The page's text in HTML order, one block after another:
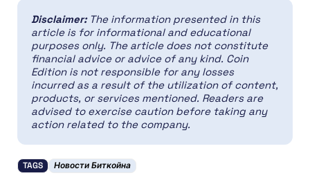
Disclaimer: The information presented in this
article is for informational and educational
purposes only. The article does not constitute
financial advice or advice of any kind. Coin
Edition is not responsible for any losses
incurred as a result of the utilization of content,
products, or services mentioned. Readers are
advised to exercise caution before taking any
action related to the company.
TAGS Новости Биткойна